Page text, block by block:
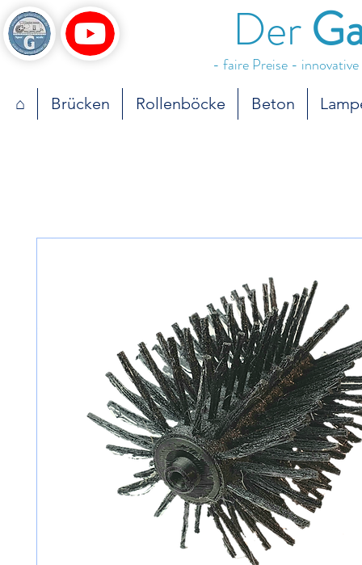
Der
- faire Preise -
⌂ Brücken Rollenböcke Beton